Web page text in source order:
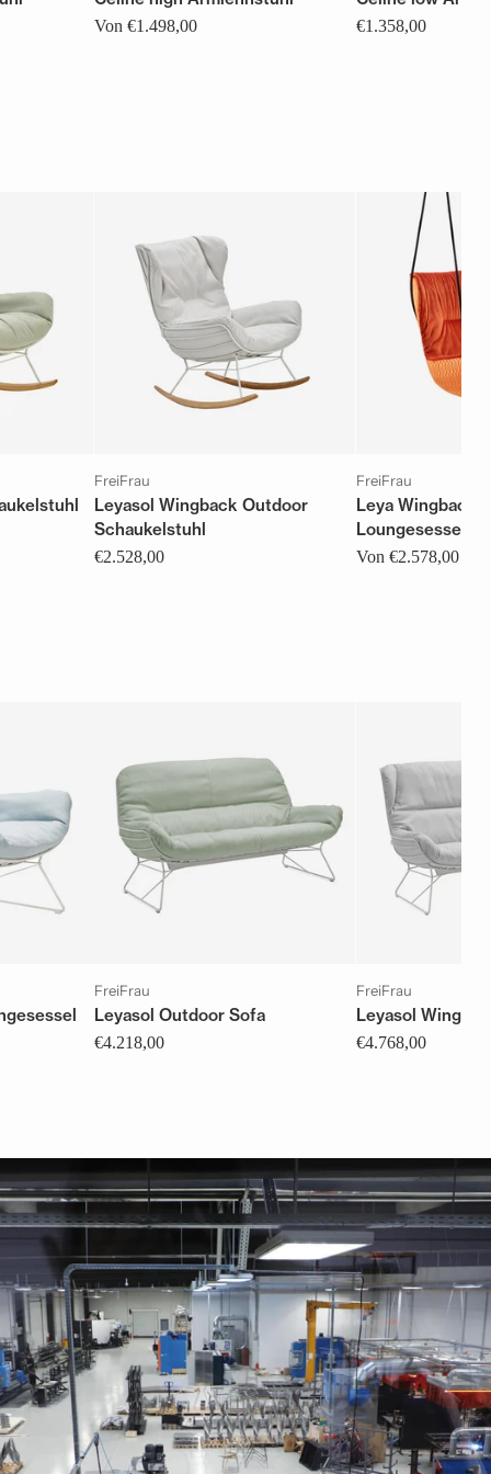
Von €1.498,00 €1.358,00
FreiFrau
Leyasol Wingback Outdoor
Schaukelstuhl
€2.528,00
FreiFrau
Leya Wingback
Loungesessel
Von €2.578,00
FreiFrau
Leyasol Outdoor Sofa
€4.218,00
FreiFrau
Leyasol
€4.768,00